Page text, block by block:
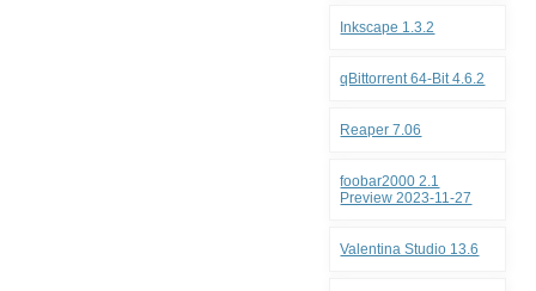
Inkscape 1.3.2
qBittorrent 64-Bit 4.6.2
Reaper 7.06
foobar2000 2.1
Preview 2023-11-27
Valentina Studio 13.6